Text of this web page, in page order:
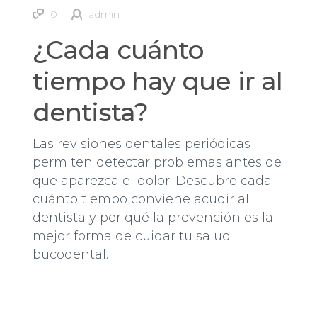
0
admin
¿Cada cuánto
tiempo hay que ir al
dentista?
Las revisiones dentales periódicas
permiten detectar problemas antes de
que aparezca el dolor. Descubre cada
cuánto tiempo conviene acudir al
dentista y por qué la prevención es la
mejor forma de cuidar tu salud
bucodental.